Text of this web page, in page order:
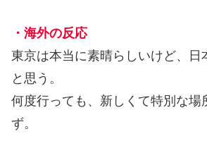
・海外の反応
東京は本当に素晴らしいけど、日
と思う。
何度行っても、新しくて特別な場
ず。